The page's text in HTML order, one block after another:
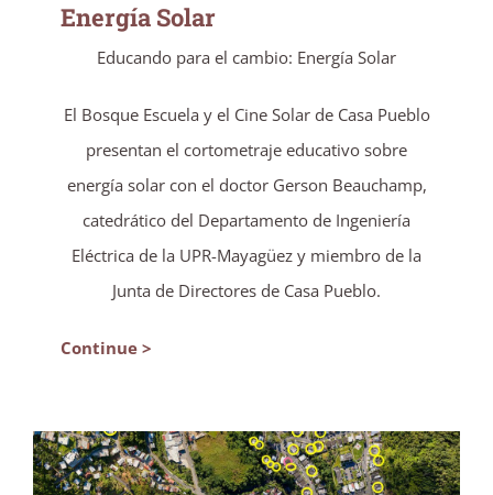
Energía Solar
Educando para el cambio: Energía Solar
El Bosque Escuela y el Cine Solar de Casa Pueblo
presentan el cortometraje educativo sobre
energía solar con el doctor Gerson Beauchamp,
catedrático del Departamento de Ingeniería
Eléctrica de la UPR-Mayagüez y miembro de la
Junta de Directores de Casa Pueblo.
Continue >